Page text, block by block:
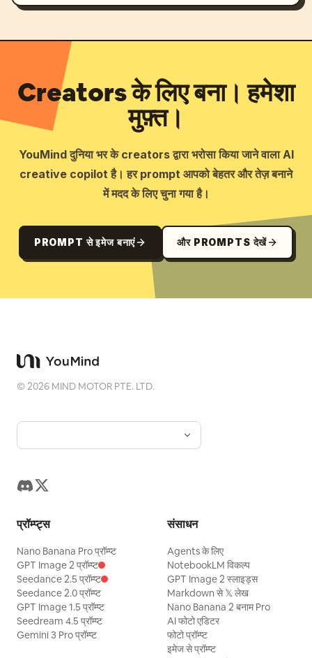
Creators के लिए बना। हमेशा
मुफ़्त।
YouMind दुनिया भर के creators द्वारा भरोसा किया जाने वाला AI
creative copilot है। हर prompt आपको बेहतर और तेज़ बनाने
में मदद के लिए चुना गया है।
PROMPT से इमेज बनाएं और PROMPTS देखें
©2026 MIND MOTOR PTE. LTD.
प्रॉम्प्ट्स
Nano Banana Pro प्रॉम्प्ट
GPT Image 2 प्रॉम्प्ट
Seedance 2.5 प्रॉम्प्ट
Seedance 2.0 प्रॉम्प्ट
GPT Image 1.5 प्रॉम्प्ट
Seedream 4.5 प्रॉम्प्ट
Gemini 3 Pro प्रॉम्प्ट
संसाधन
Agents के लिए
NotebookLM विकल्प
GPT Image 2 स्लाइड्स
Markdown से 𝕏 लेख
Nano Banana 2 बनाम Pro
AI फोटो एडिटर
फोटो प्रॉम्प्ट
इमेज से प्रॉम्प्ट